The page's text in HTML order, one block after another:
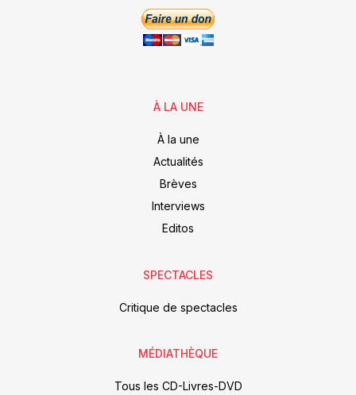
À LA UNE
À la une
Actualités
Brèves
Interviews
Editos
SPECTACLES
Critique de spectacles
MÉDIATHÈQUE
Tous les CD-Livres-DVD